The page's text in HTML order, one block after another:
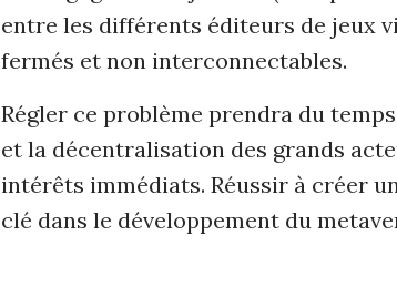
entre les différents éditeurs de jeux
fermés et non interconnectables.
Régler ce problème prendra du
et la décentralisation des grands
intérêts immédiats. Réussir à créer
clé dans le développement du